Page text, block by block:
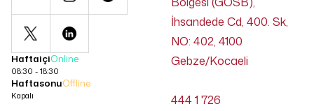
HaftaiçiOnline
08:30 - 18:30
HaftasonuOffline
Kapalı
İhsandede Cd, 400. Sk,
NO: 402, 4100
Gebze/Kocaeli
444 1 726